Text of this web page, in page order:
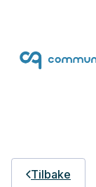
Tilbake